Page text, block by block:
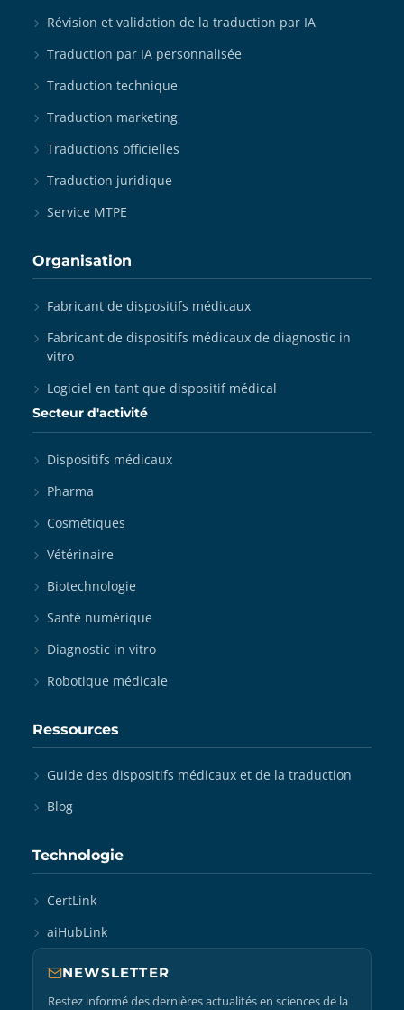
Révision et validation de la traduction par IA
Traduction par IA personnalisée
Traduction technique
Traduction marketing
Traductions officielles
Traduction juridique
Service MTPE
Organisation
Fabricant de dispositifs médicaux
Fabricant de dispositifs médicaux de diagnostic in
vitro
Logiciel en tant que dispositif médical
Secteur d'activité
Dispositifs médicaux
Pharma
Cosmétiques
Vétérinaire
Biotechnologie
Santé numérique
Diagnostic in vitro
Robotique médicale
Ressources
Guide des dispositifs médicaux et de la traduction
Blog
Technologie
CertLink
aiHubLink
NEWSLETTER
Restez informé des dernières actualités en sciences de la